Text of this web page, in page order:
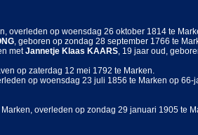
overleden op woensdag 26 oktober 1814 te
, geboren op zondag 28 september 1766 te
metJannetje Klaas KAARS, 19 jaar oud,
op zaterdag 12 mei 1792 te Marken.
op woensdag 23 juli 1856 te Marken op 66-
overleden op zondag 29 januari 1905 te